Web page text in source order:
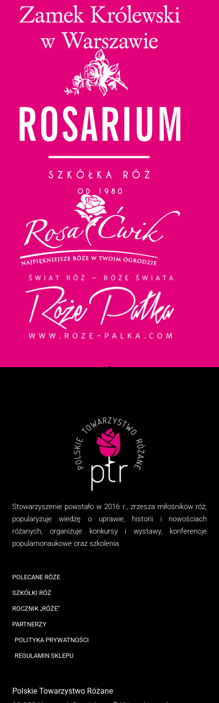
Stowarzyszenie powstało w 2016 r., zrzesza miłośników róż,
popularyzuje wiedzę o uprawie, historii i nowościach
różanych, organizujekonkursy i wystawy, konferencje
popularnonaukowe oraz szkolenia
POLECANE RÓŻE
SZKÓŁKI RÓŻ
ROCZNIK „RÓŻE”
PARTNERZY
POLITYKA PRYWATNOŚCI
REGULAMIN SKLEPU
Polskie Towarzystwo Różane